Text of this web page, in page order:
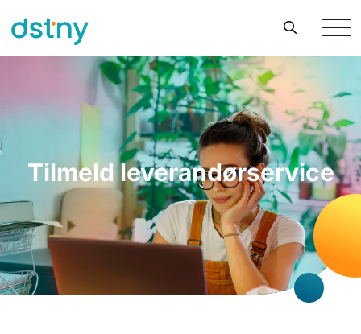
Tilmeld leverandørservice